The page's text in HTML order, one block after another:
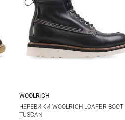
40 41 42 43
WOOLRICH
ЧЕРЕВИКИ WOOLRICH LOAFER BOOT
TUSCAN